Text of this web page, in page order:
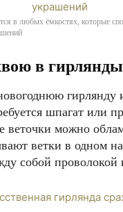
в любых ёмкостях, которые
в
гирлянду
шпагат или
веточки можно
ветки в одном
собой